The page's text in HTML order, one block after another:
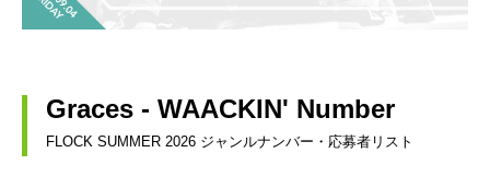
Graces - WAACKIN' Number
FLOCK SUMMER 2026 ジャンルナンバー・応募者リスト